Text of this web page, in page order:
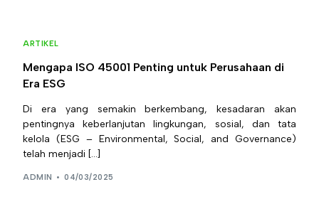
ARTIKEL
Mengapa ISO 45001 Penting untuk Perusahaan di
Era ESG
Di era yang semakin berkembang, kesadaran akan
pentingnya keberlanjutan lingkungan, sosial, dan tata
kelola (ESG – Environmental, Social, and Governance)
telah menjadi […]
ADMIN 04/03/2025